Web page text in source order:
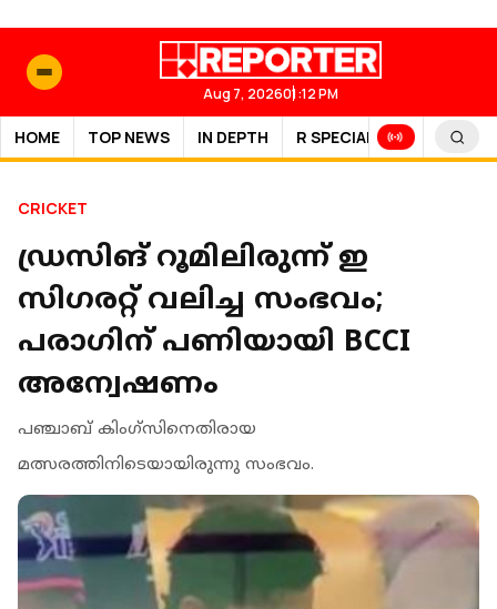
Aug 7, 202601:12 PM
HOME TOP NEWS IN DEPTH R SPECIAL SPORTS
CRICKET
ഡ്രസിങ് റൂമിലിരുന്ന് ഇ
സിഗരറ്റ് വലിച്ച സംഭവം;
പരാഗിന് പണിയായി BCCI
അന്വേഷണം
പഞ്ചാബ് കിംഗ്സിനെതിരായ
മത്സരത്തിനിടെയായിരുന്നു സംഭവം.